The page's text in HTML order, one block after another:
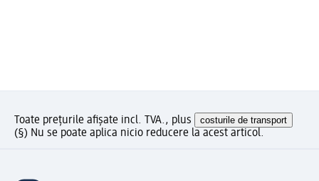
Toate prețurile afișate incl. TVA., plus costurile de transport
(§) Nu se poate aplica nicio reducere la acest articol.